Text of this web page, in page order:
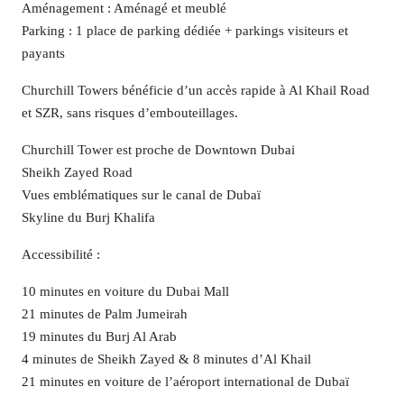
Aménagement : Aménagé et meublé
Parking : 1 place de parking dédiée + parkings visiteurs et
payants
Churchill Towers bénéficie d’un accès rapide à Al Khail Road
et SZR, sans risques d’embouteillages.
Churchill Tower est proche de Downtown Dubai
Sheikh Zayed Road
Vues emblématiques sur le canal de Dubaï
Skyline du Burj Khalifa
Accessibilité :
10 minutes en voiture du Dubai Mall
21 minutes de Palm Jumeirah
19 minutes du Burj Al Arab
4 minutes de Sheikh Zayed & 8 minutes d’Al Khail
21 minutes en voiture de l’aéroport international de Dubaï